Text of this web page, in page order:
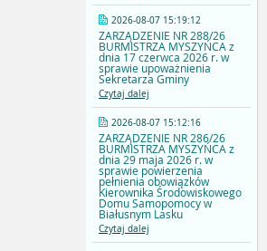
2026-08-07 15:19:12
ZARZĄDZENIE NR 288/26
BURMISTRZA MYSZYŃCA z
dnia 17 czerwca 2026 r. w
sprawie upoważnienia
Sekretarza Gminy
Czytaj dalej
2026-08-07 15:12:16
ZARZĄDZENIE NR 286/26
BURMISTRZA MYSZYŃCA z
dnia 29 maja 2026 r. w
sprawie powierzenia
pełnienia obowiązków
Kierownika Środowiskowego
Domu Samopomocy w
Białusnym Lasku
Czytaj dalej